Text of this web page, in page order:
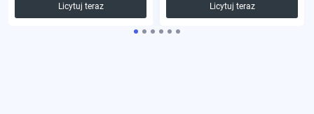
Licytuj teraz
Licytuj teraz